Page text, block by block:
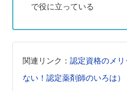
で役に立っている
関連リンク： 認定資格のメ
ない！認定薬剤師のいろは）